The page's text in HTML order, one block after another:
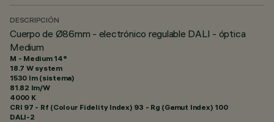
DESCRIPCIÓN
Cuerpo de Ø86mm - electrónico regulable DALI - óptica
Medium
M - Medium 14°
18.7 W system
1530 lm (sistema)
81.82 lm/W
4000 K
CRI 97 - Rf (Colour Fidelity Index) 93 - Rg (Gamut Index) 100
DALI-2